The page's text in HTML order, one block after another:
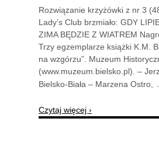
Rozwiązanie krzyżówki z nr 3
Lady’s Club brzmiało: GDY
ZIMA BĘDZIE Z WIATREM
Trzy egzemplarze książki K.M.
na wzgórzu”. Muzeum
(www.muzeum.bielsko.pl). –
Bielsko-Biała – Marzena Ostro,
Czytaj więcej ›